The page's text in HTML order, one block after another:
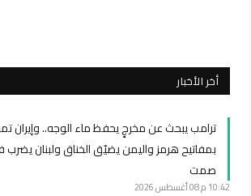
أخر الأخبار
ترامب يبحث عن مخرجٍ يحفظ ماء الوجه.. وإيران
بمفاتيح هرمز واليمن يضيّق الخناق ولبنان
صمت
10:42 م 08 أغسطس 2026